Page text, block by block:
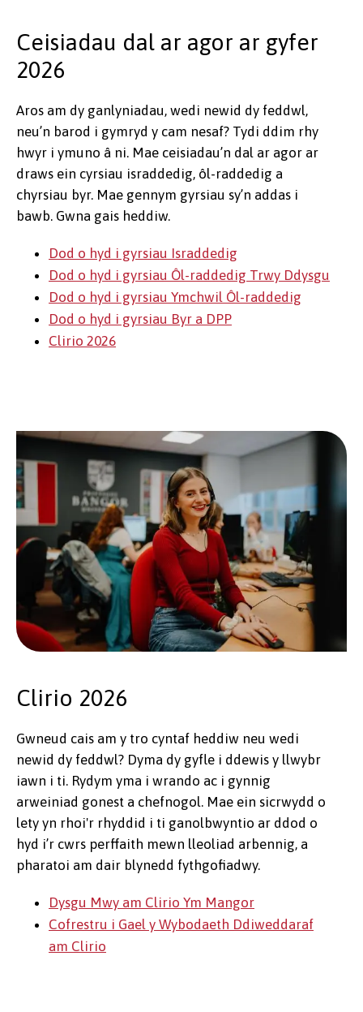
Ceisiadau dal ar agor ar gyfer
2026
Aros am dy ganlyniadau, wedi newid dy feddwl,
neu’n barod i gymryd y cam nesaf? Tydi ddim rhy
hwyr i ymuno â ni. Mae ceisiadau’n dal ar agor ar
draws ein cyrsiau israddedig, ôl-raddedig a
chyrsiau byr. Mae gennym gyrsiau sy’n addas i
bawb. Gwna gais heddiw.
Dod o hyd i gyrsiau Israddedig
Dod o hyd i gyrsiau Ôl-raddedig Trwy Ddysgu
Dod o hyd i gyrsiau Ymchwil Ôl-raddedig
Dod o hyd i gyrsiau Byr a DPP
Clirio 2026
Clirio 2026
Gwneud cais am y tro cyntaf heddiw neu wedi
newid dy feddwl? Dyma dy gyfle i ddewis y llwybr
iawn i ti. Rydym yma i wrando ac i gynnig
arweiniad gonest a chefnogol. Mae ein sicrwydd o
lety yn rhoi'r rhyddid i ti ganolbwyntio ar ddod o
hyd i’r cwrs perffaith mewn lleoliad arbennig, a
pharatoi am dair blynedd fythgofiadwy.
Dysgu Mwy am Clirio Ym Mangor
Cofrestru i Gael y Wybodaeth Ddiweddaraf
am Clirio